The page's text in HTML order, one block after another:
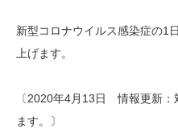
新型コロナウイルス感染症の1
上げます。
〔2020年4月13日 情報更新：
ます。〕